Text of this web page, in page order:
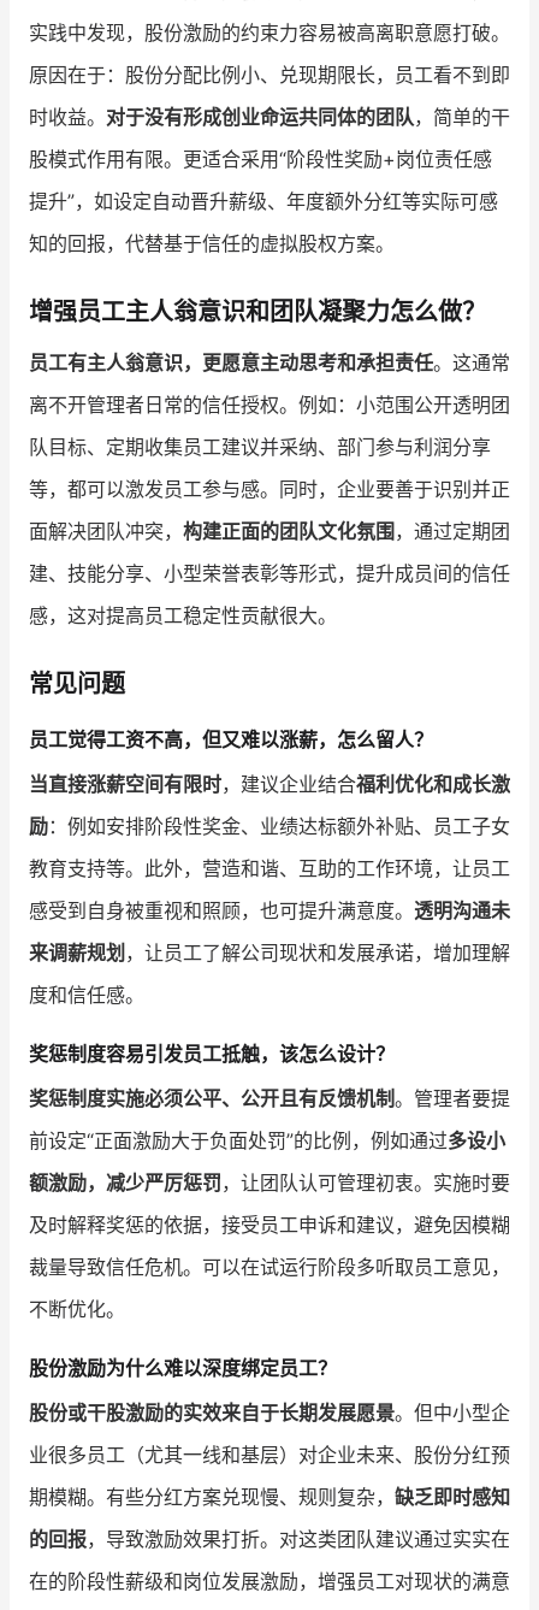
实践中发现，股份激励的约束力容易被高离职意愿打破。
原因在于：股份分配比例小、兑现期限长，员工看不到即
时收益。 对于没有形成创业命运共同体的团队，简单的干
股模式作用有限。更适合采用“阶段性奖励+岗位责任感
提升”，如设定自动晋升薪级、年度额外分红等实际可感
知的回报，代替基于信任的虚拟股权方案。
增强员工主人翁意识和团队凝聚力怎么做？
员工有主人翁意识，更愿意主动思考和承担责任。这通常
离不开管理者日常的信任授权。例如：小范围公开透明团
队目标、定期收集员工建议并采纳、部门参与利润分享
等，都可以激发员工参与感。同时，企业要善于识别并正
面解决团队冲突， 构建正面的团队文化氛围，通过定期团
建、技能分享、小型荣誉表彰等形式，提升成员间的信任
感，这对提高员工稳定性贡献很大。
常见问题
员工觉得工资不高，但又难以涨薪，怎么留人？
当直接涨薪空间有限时，建议企业结合福利优化和成长激
励：例如安排阶段性奖金、业绩达标额外补贴、员工子女
教育支持等。此外，营造和谐、互助的工作环境，让员工
感受到自身被重视和照顾，也可提升满意度。 透明沟通未
来调薪规划 ，让员工了解公司现状和发展承诺，增加理解
度和信任感。
奖惩制度容易引发员工抵触，该怎么设计？
奖惩制度实施必须公平、公开且有反馈机制。管理者要提
前设定“正面激励大于负面处罚”的比例，例如通过多设小
额激励，减少严厉惩罚，让团队认可管理初衷。实施时要
及时解释奖惩的依据，接受员工申诉和建议，避免因模糊
裁量导致信任危机。可以在试运行阶段多听取员工意见，
不断优化。
股份激励为什么难以深度绑定员工？
股份或干股激励的实效来自于长期发展愿景。但中小型企
业很多员工（尤其一线和基层）对企业未来、股份分红预
期模糊。有些分红方案兑现慢、规则复杂， 缺乏即时感知
的回报，导致激励效果打折。对这类团队建议通过实实在
在的阶段性薪级和岗位发展激励，增强员工对现状的满意